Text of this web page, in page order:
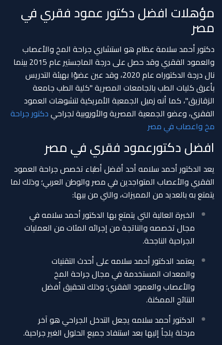
مؤهلات افضل دكتور عمود فقري في
مصر
دكتور أحمد سلامة عظام هو استشاري جراحة المخ والأعصاب
والعمود الفقري وقد حصل على درجة الماجستير عام 2015 بينما
نال درجة الدكتوراه عام 2020، وقد عين عضوًا بهيئة التدريس
بأعرق كليات الطب بالجامعات المصرية "كلية الطب جامعة
الزقازيق"، كما أنه زميل الجمعية الأمريكية لتشوهات العمود
الفقري، وعضو الجمعية المصرية والأوروبية لجراحيدكتور جراحة
مخ واعصاب في مصر
افضل دكتورعمود فقري في مصر
يعد الدكتور أحمد سلامه أحد أفضل أطباء تخصص جراحة العمود
الفقري والأعصاب المتواجدين في مصر والوطن العربي؛ وذلك لما
يتمتع به بالعديد من المميزات، والتي من بيها:
الخبرة العالية التي يتمتع بها الدكتور أحمد سلامه في
مجال تخصصه والناتجة من إجرائه المئات من العمليات
الجراحية الناجحة.
يعتمد الدكتور أحمد سلامه على أحدث التقنيات
والمعدات المستخدمة في مجال جراحة المخ
والأعصاب والعمود الفقري؛ وذلك لتحقيق أفضل
النتائج الممكنة.
الدكتور أحمد سلامه يجعل التدخل الجراحي هو آخر
مرحلة يلجأ إليها بعد استنفاد جميع الحلول الغير جراحية.